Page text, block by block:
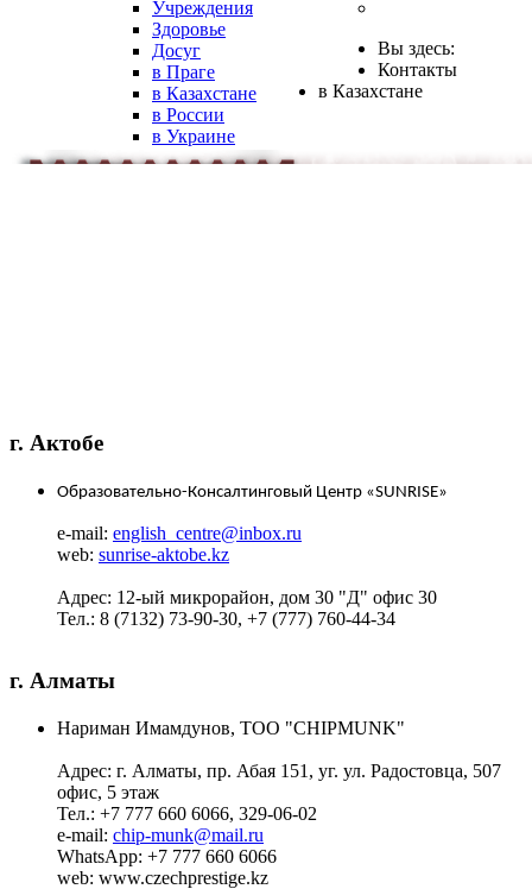
Учреждения
Здоровье
Досуг
в Праге
в Казахстане
в России
в Украине
Вы здесь:
Контакты
в Казахстане
г. Актобе
Образовательно-Консалтинговый Центр «SUNRISE»
e-mail: english_centre@inbox.ru
web: sunrise-aktobe.kz
Адрес: 12-ый микрорайон, дом 30 "Д" офис 30
Тел.: 8 (7132) 73-90-30, +7 (777) 760-44-34
г. Алматы
Нариман Имамдунов, ТОО "CHIPMUNK"
Адрес: г. Алматы, пр. Абая 151, уг. ул. Радостовца, 507
офис, 5 этаж
Тел.: +7 777 660 6066, 329-06-02
e-mail: chip-munk@mail.ru
WhatsApp: +7 777 660 6066
web: www.czechprestige.kz